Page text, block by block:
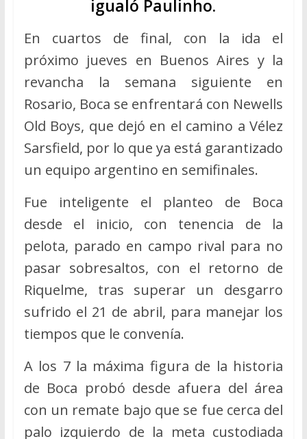
igualó Paulinho.
En cuartos de final, con la ida el
próximo jueves en Buenos Aires y la
revancha la semana siguiente en
Rosario, Boca se enfrentará con Newells
Old Boys, que dejó en el camino a Vélez
Sarsfield, por lo que ya está garantizado
un equipo argentino en semifinales.
Fue inteligente el planteo de Boca
desde el inicio, con tenencia de la
pelota, parado en campo rival para no
pasar sobresaltos, con el retorno de
Riquelme, tras superar un desgarro
sufrido el 21 de abril, para manejar los
tiempos que le convenía.
A los 7 la máxima figura de la historia
de Boca probó desde afuera del área
con un remate bajo que se fue cerca del
palo izquierdo de la meta custodiada